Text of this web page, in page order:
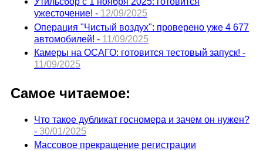
ужесточение! - 12/09/2025
Операция "Чистый воздух": проверено уже 4 677
автомобилей! - 11/09/2025
Камеры на ОСАГО: готовится тестовый запуск! -
11/09/2025
Самое читаемое:
Что такое дубликат госномера и зачем он нужен?
- 30/01/2025
Массовое прекращение регистрации